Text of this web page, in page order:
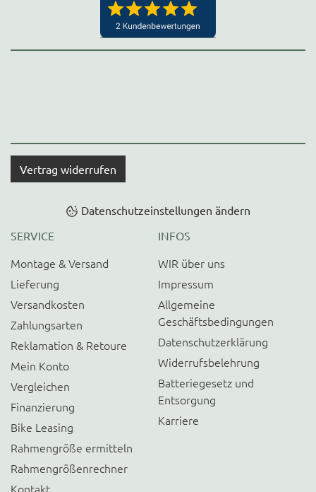
Vertrag widerrufen
Datenschutzeinstellungen ändern
SERVICE
Montage & Versand
Lieferung
Versandkosten
Zahlungsarten
Reklamation & Retoure
Mein Konto
Vergleichen
Finanzierung
Bike Leasing
Rahmengröße ermitteln
Rahmengrößenrechner
Kontakt
INFOS
WIR über uns
Impressum
Allgemeine
Geschäftsbedingungen
Datenschutzerklärung
Widerrufsbelehrung
Batteriegesetz und
Entsorgung
Karriere